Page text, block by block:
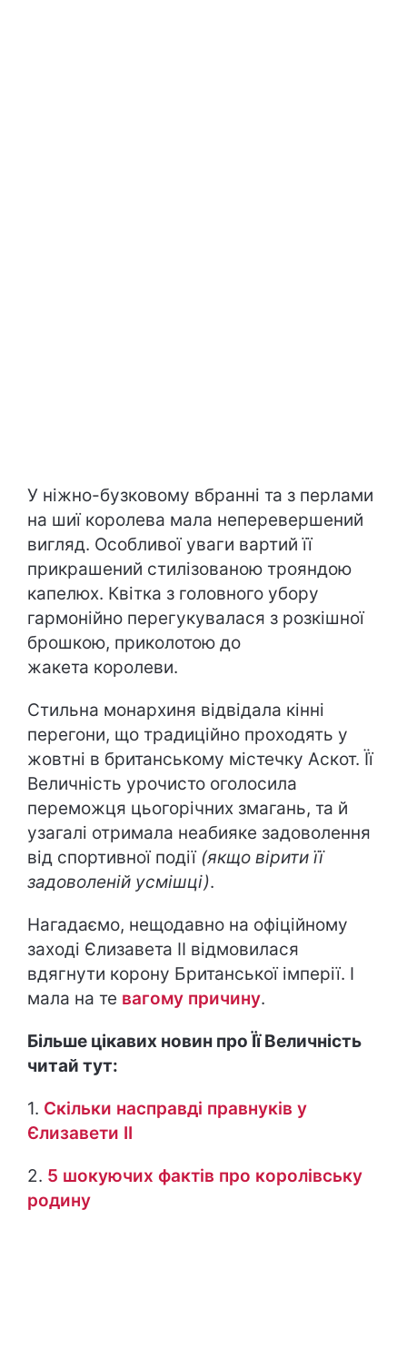
У ніжно-бузковому вбранні та з перлами
на шиї королева мала неперевершений
вигляд. Особливої уваги вартий її
прикрашений стилізованою трояндою
капелюх. Квітка з головного убору
гармонійно перегукувалася з розкішної
брошкою, приколотою до
жакета королеви.
Стильна монархиня відвідала кінні
перегони, що традиційно проходять у
жовтні в британському містечку Аскот. Її
Величність урочисто оголосила
переможця цьогорічних змагань, та й
узагалі отримала неабияке задоволення
від спортивної події (якщо вірити її
задоволеній усмішці).
Нагадаємо, нещодавно на офіційному
заході Єлизавета ІІ відмовилася
вдягнути корону Британської імперії. І
мала на те вагому причину.
Більше цікавих новин про Її Величність
читай тут:
1. Скільки насправді правнуків у
Єлизавети ІІ
2. 5 шокуючих фактів про королівську
родину